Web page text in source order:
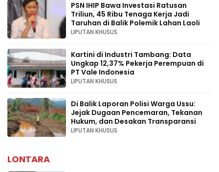
PSN IHIP Bawa Investasi Ratusan
Triliun, 45 Ribu Tenaga Kerja Jadi
Taruhan di Balik Polemik Lahan Laoli
LIPUTAN KHUSUS
Kartini di Industri Tambang: Data
Ungkap 12,37% Pekerja Perempuan di
PT Vale Indonesia
LIPUTAN KHUSUS
Di Balik Laporan Polisi Warga Ussu:
Jejak Dugaan Pencemaran, Tekanan
Hukum, dan Desakan Transparansi
LIPUTAN KHUSUS
LONTARA